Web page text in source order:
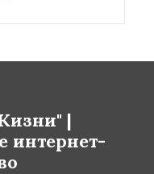
|
интернет-